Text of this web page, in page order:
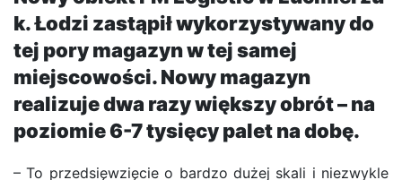
k. Łodzi zastąpił wykorzystywany do
tej pory magazyn w tej samej
miejscowości. Nowy magazyn
realizuje dwa razy większy obrót – na
poziomie 6-7 tysięcy palet na dobę.
– To przedsięwzięcie o bardzo dużej skali i niezwykle